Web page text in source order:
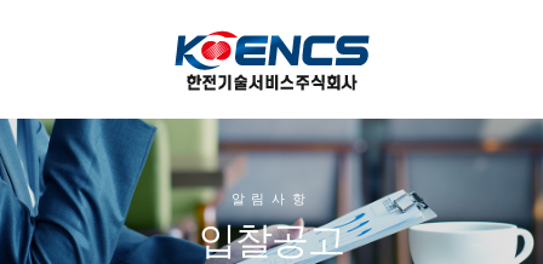
알림사항
입찰공고